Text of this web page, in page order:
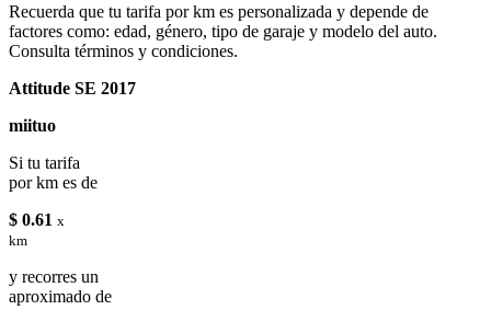
Recuerda que tu tarifa por km es personalizada y depende de
factores como: edad, género, tipo de garaje y modelo del auto.
Consulta términos y condiciones.
Attitude SE 2017
miituo
Si tu tarifa
por km es de
$ 0.61 x
km
y recorres un
aproximado de